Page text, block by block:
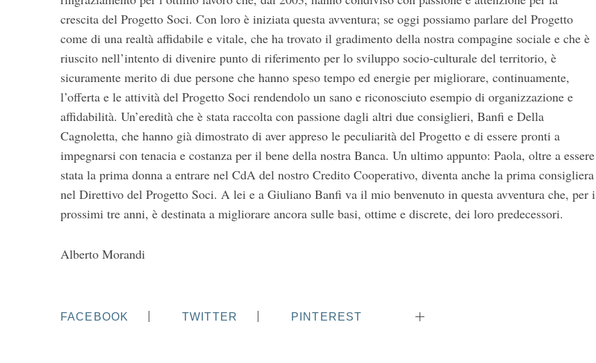
crescita del Progetto Soci. Con loro è iniziata questa avventura; se oggi possiamo parlare del Progetto
come di una realtà affidabile e vitale, che ha trovato il gradimento della nostra compagine sociale e che è
riuscito nell’intento di divenire punto di riferimento per lo sviluppo socio-culturale del territorio, è
sicuramente merito di due persone che hanno speso tempo ed energie per migliorare, continuamente,
l’offerta e le attività del Progetto Soci rendendolo un sano e riconosciuto esempio di organizzazione e
affidabilità. Un’eredità che è stata raccolta con passione dagli altri due consiglieri, Banfi e Della
Cagnoletta, che hanno già dimostrato di aver appreso le peculiarità del Progetto e di essere pronti a
impegnarsi con tenacia e costanza per il bene della nostra Banca. Un ultimo appunto: Paola, oltre a essere
stata la prima donna a entrare nel CdA del nostro Credito Cooperativo, diventa anche la prima consigliera
nel Direttivo del Progetto Soci. A lei e a Giuliano Banfi va il mio benvenuto in questa avventura che, per i
prossimi tre anni, è destinata a migliorare ancora sulle basi, ottime e discrete, dei loro predecessori.
Alberto Morandi
FACEBOOK TWITTER PINTEREST